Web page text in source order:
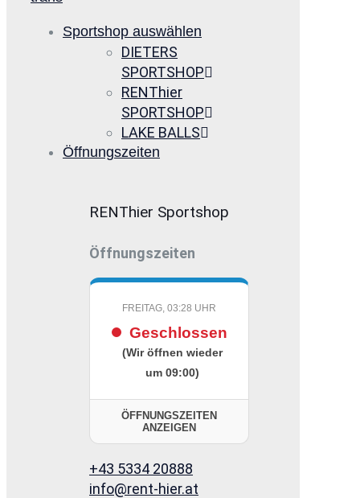
Sportshop auswählen
DIETERS
SPORTSHOP
RENThier
SPORTSHOP
LAKE BALLS
Öffnungszeiten
RENThier Sportshop
Öffnungszeiten
FREITAG, 03:28 UHR
Geschlossen
(Wir öffnen wieder
um 09:00)
ÖFFNUNGSZEITEN
ANZEIGEN
+43 5334 20888
info@rent-hier.at